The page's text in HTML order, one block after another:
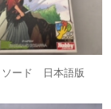
ード 日本語版